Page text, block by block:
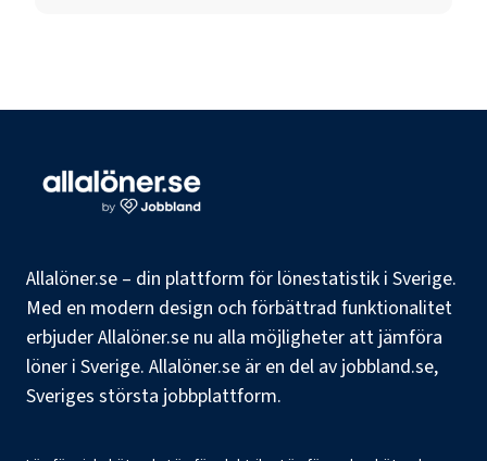
Allalöner.se – din plattform för lönestatistik i Sverige.
Med en modern design och förbättrad funktionalitet
erbjuder Allalöner.se nu alla möjligheter att jämföra
löner i Sverige. Allalöner.se är en del av jobbland.se,
Sveriges största jobbplattform.